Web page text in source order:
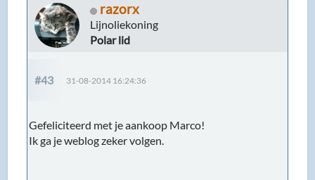
razorx
Lijnoliekoning
Polar lid
#43 31-08-2014 16:24:36
Gefeliciteerd met je aankoop Marco!
Ik ga je weblog zeker volgen.